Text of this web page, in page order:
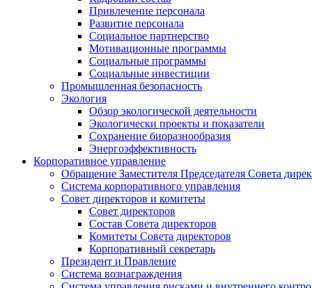
Привлечение персонала
Развитие персонала
Социальное партнерство
Мотивационные программы
Социальные программы
Социальные инвестиции
Промышленная безопасность
Экология
Обзор экологической деятельности
Экологически проекты и показатели
Сохранение биоразнообразия
Энергоэффективность
Корпоративное управление
Обращение Заместителя Председателя Совета
Система корпоративного управления
Совет директоров и комитеты
Совет директоров
Состав Совета директоров
Комитеты Совета директоров
Корпоративный секретарь
Президент и Правление
Система вознаграждения